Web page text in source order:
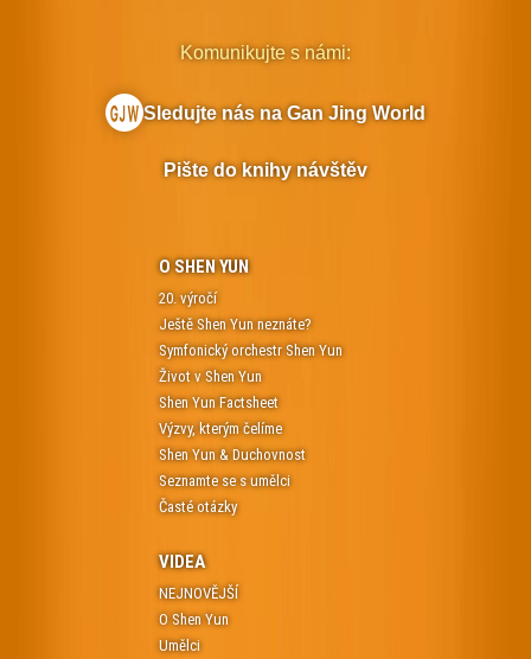
O SHEN YUN
20. výročí
Ještě Shen Yun neznáte?
Symfonický orchestr Shen Yun
Život v Shen Yun
Shen Yun Factsheet
Výzvy, kterým čelíme
Shen Yun & Duchovnost
Seznamte se s umělci
Časté otázky
VIDEA
NEJNOVĚJŠÍ
O Shen Yun
Umělci
Komunikujte s námi:
Sledujte nás na Gan Jing World
Pište do knihy návštěv